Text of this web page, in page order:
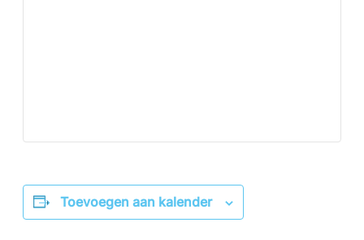
Toevoegen aan kalender